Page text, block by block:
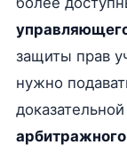
защиты прав
нужно